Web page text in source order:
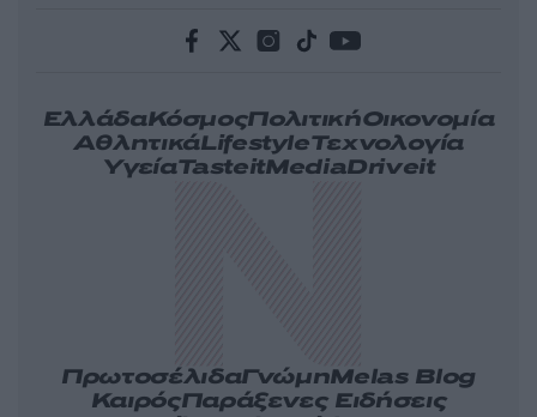
ΕλλάδαΚόσμοςΠολιτικήΟικονομία
ΑθλητικάLifestyleΤεχνολογία
ΥγείαTasteitMediaDriveit
ΠρωτοσέλιδαΓνώμηMelas Blog
ΚαιρόςΠαράξενες Ειδήσεις